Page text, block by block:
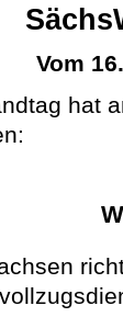
Vom
hat